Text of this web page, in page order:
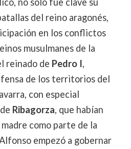
del reino aragonés,
en los conflictos
musulmanes de la
reinado de Pedro I,
de los territorios del
con especial
Ribagorza, que habían
como parte de la
empezó a gobernar